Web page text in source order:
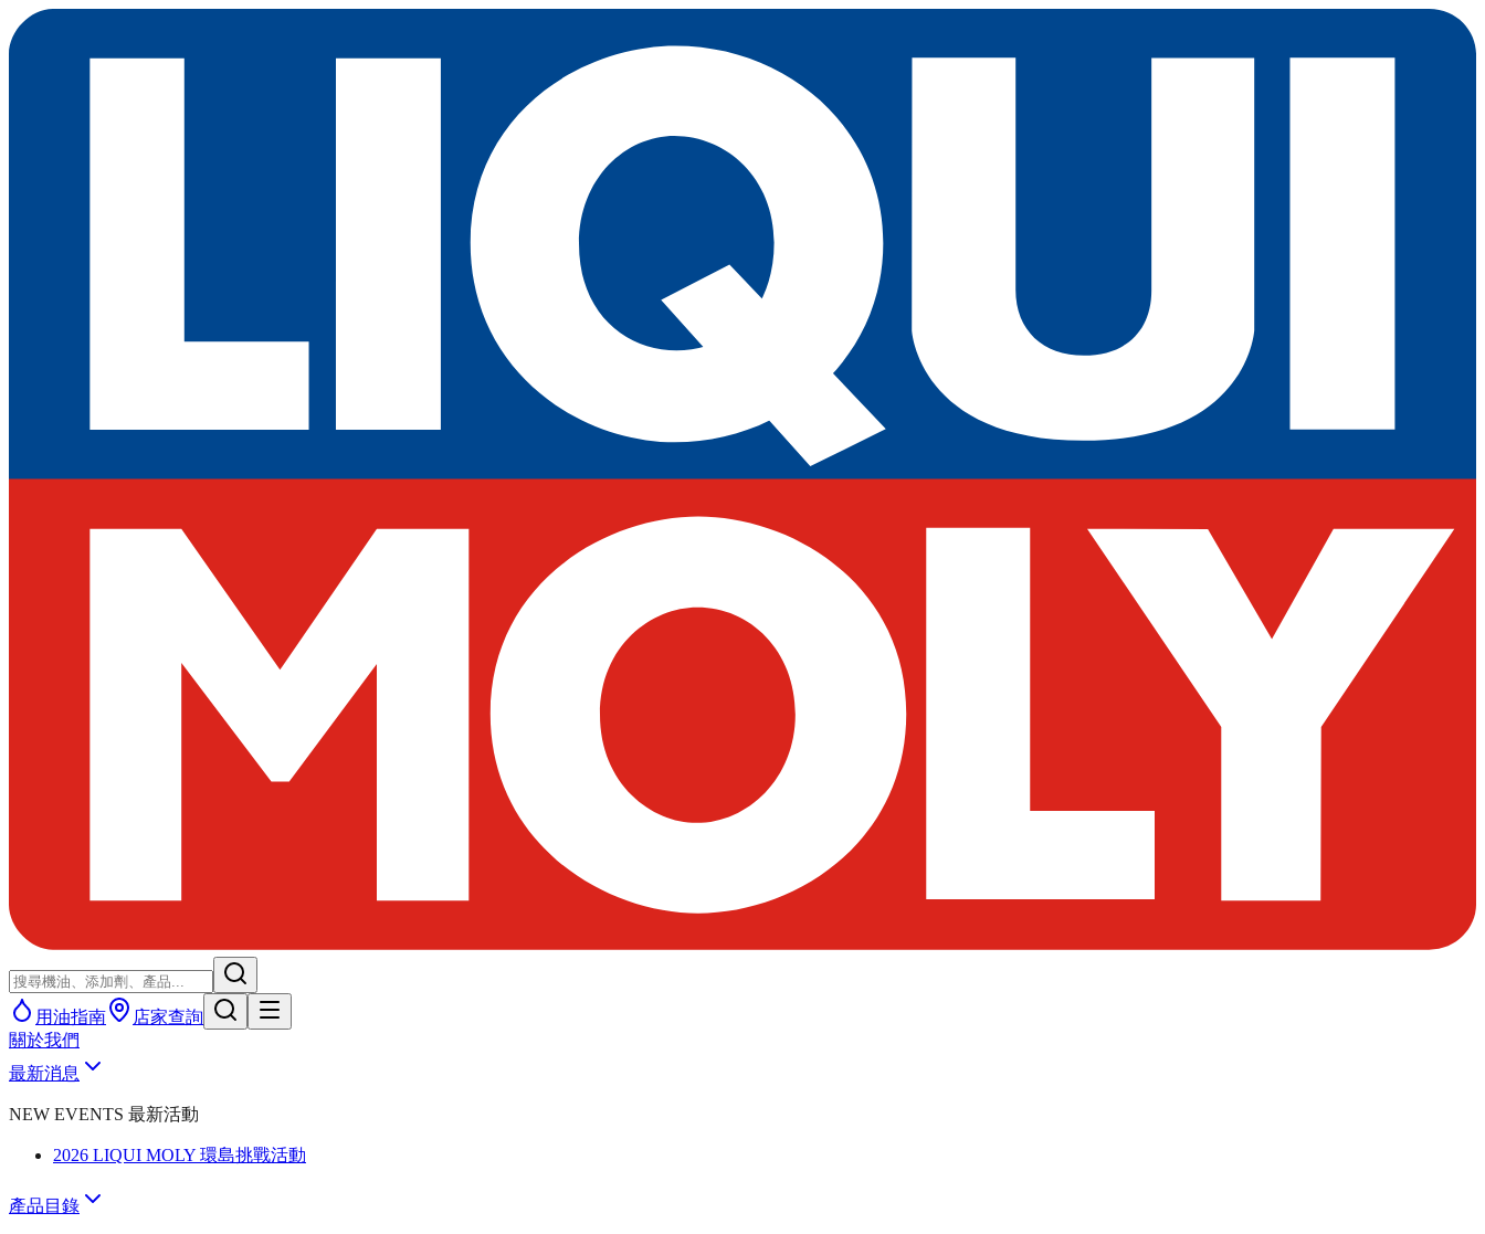
用油指南
店家查詢
關於我們
最新消息
NEW EVENTS 最新活動
2026 LIQUI MOLY 環島挑戰活動
產品目錄